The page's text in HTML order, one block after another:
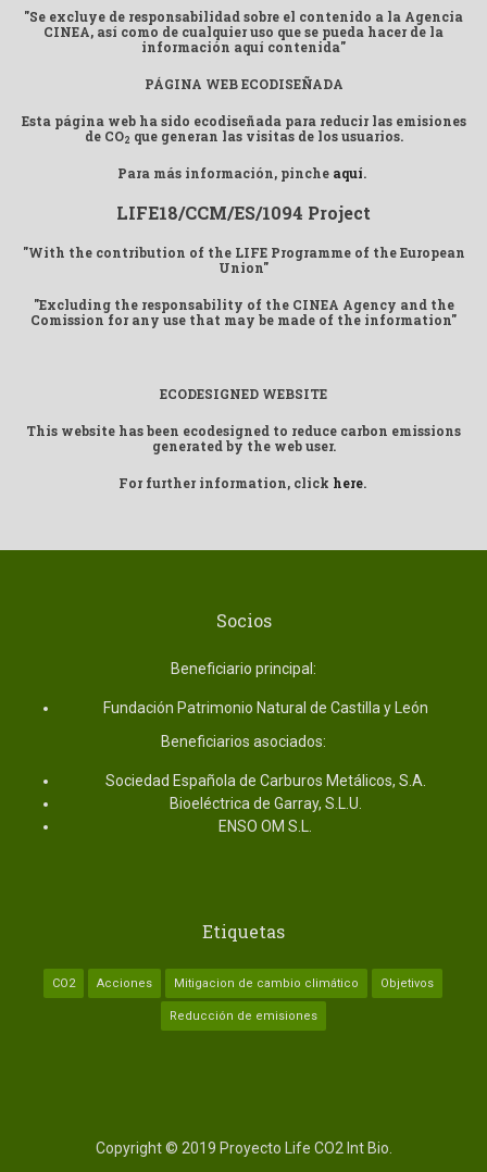
"Se excluye de responsabilidad sobre el contenido a la Agencia
CINEA, así como de cualquier uso que se pueda hacer de la
información aquí contenida"
PÁGINA WEB ECODISEÑADA
Esta página web ha sido ecodiseñada para reducir las emisiones
de CO2 que generan las visitas de los usuarios.
Para más información, pinche aquí.
LIFE18/CCM/ES/1094 Project
"With the contribution of the LIFE Programme of the European
Union"
"Excluding the responsability of the CINEA Agency and the
Comission for any use that may be made of the information"
ECODESIGNED WEBSITE
This website has been ecodesigned to reduce carbon emissions
generated by the web user.
For further information, click here.
Socios
Beneficiario principal:
Fundación Patrimonio Natural de Castilla y León
Beneficiarios asociados:
Sociedad Española de Carburos Metálicos, S.A.
Bioeléctrica de Garray, S.L.U.
ENSO OM S.L.
Etiquetas
CO2 Acciones Mitigacion de cambio climático Objetivos
Reducción de emisiones
Copyright © 2019 Proyecto Life CO2 Int Bio.